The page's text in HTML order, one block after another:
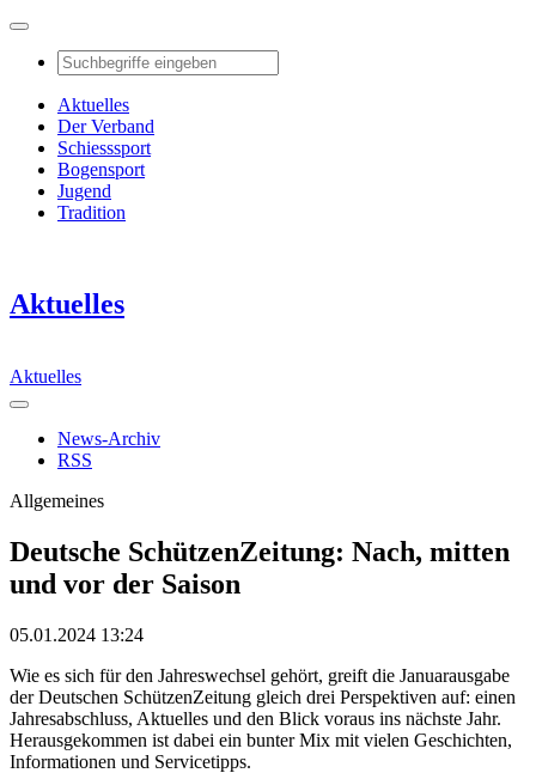
Aktuelles
Der Verband
Schiesssport
Bogensport
Jugend
Tradition
Aktuelles
Aktuelles
News-Archiv
RSS
Allgemeines
Deutsche SchützenZeitung: Nach, mitten
und vor der Saison
05.01.2024 13:24
Wie es sich für den Jahreswechsel gehört, greift die Januarausgabe
der Deutschen SchützenZeitung gleich drei Perspektiven auf: einen
Jahresabschluss, Aktuelles und den Blick voraus ins nächste Jahr.
Herausgekommen ist dabei ein bunter Mix mit vielen Geschichten,
Informationen und Servicetipps.